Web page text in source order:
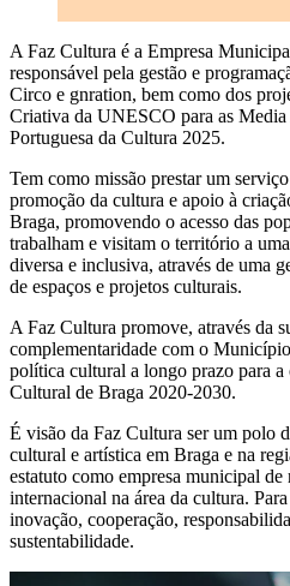
A Faz Cultura é a Empresa
responsável pela gestão e
Circo e gnration, bem como dos
Criativa da UNESCO para as
Portuguesa da Cultura 2025.
Tem como missão prestar um
promoção da cultura e apoio à
Braga, promovendo o acesso das
trabalham e visitam o território a
diversa e inclusiva, através de uma
de espaços e projetos culturais.
A Faz Cultura promove, através da
complementaridade com o
política cultural a longo prazo para a
Cultural de Braga 2020-2030.
É visão da Faz Cultura ser um polo
cultural e artística em Braga e na
estatuto como empresa municipal
internacional na área da cultura.
inovação, cooperação,
sustentabilidade.